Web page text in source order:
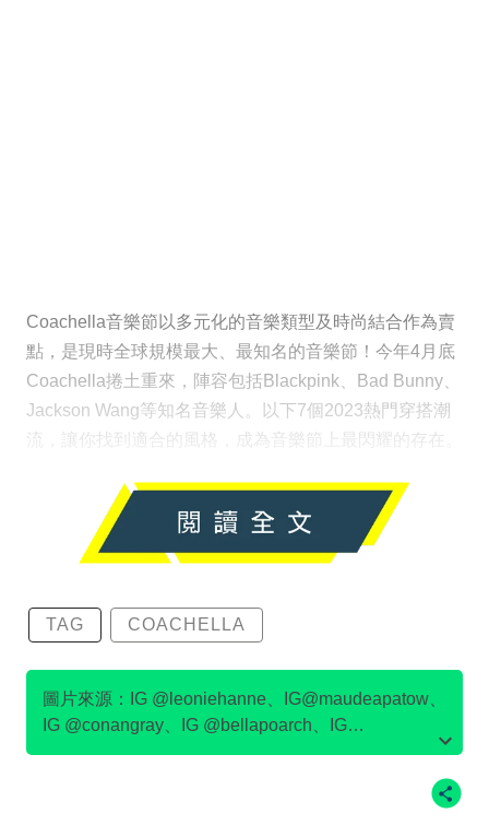
Coachella音樂節以多元化的音樂類型及時尚結合作為賣
點，是現時全球規模最大、最知名的音樂節！今年4月底
Coachella捲土重來，陣容包括Blackpink、Bad Bunny、
Jackson Wang等知名音樂人。以下7個2023熱門穿搭潮
流，讓你找到適合的風格，成為音樂節上最閃耀的存在。
TAG COACHELLA
圖片來源：IG @leoniehanne、IG@maudeapatow、
IG @conangray、IG @bellapoarch、IG
@meredithsophiaa、IG @tarayummyy、IG